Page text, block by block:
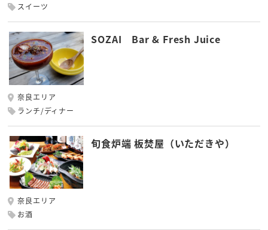
スイーツ
SOZAI Bar & Fresh Juice
奈良エリア
ランチ/ディナー
旬食炉端 板焚屋（いただきや）
奈良エリア
お酒